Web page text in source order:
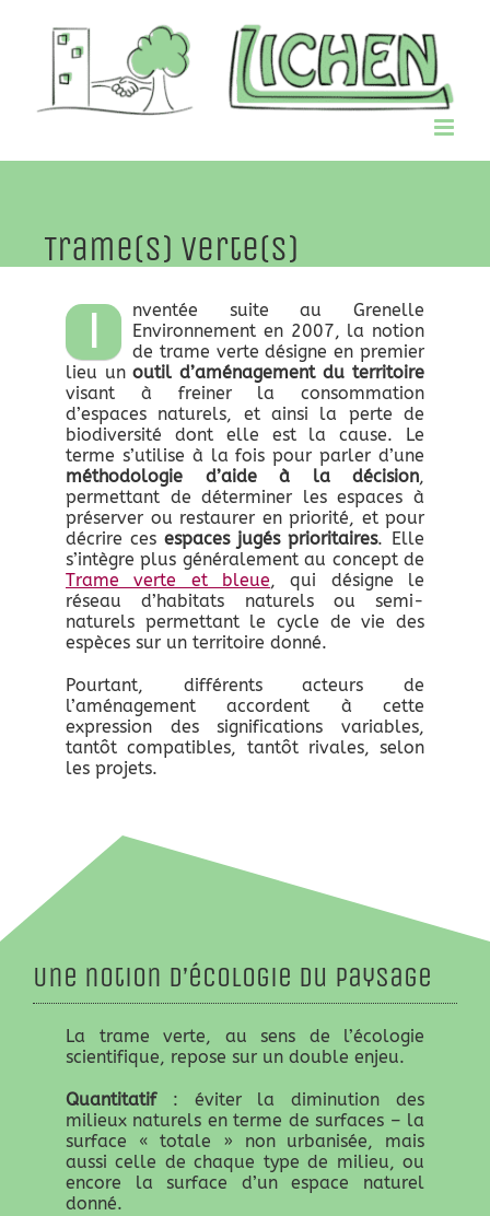
contenu
Trame(s) verte(s)
I
nventée suite au Grenelle
Environnement en 2007, la notion
de trame verte désigne en premier
lieu un outil d’aménagement du territoire
visant à freiner la consommation
d’espaces naturels, et ainsi la perte de
biodiversité dont elle est la cause. Le
terme s’utilise à la fois pour parler d’une
méthodologie d’aide à la décision,
permettant de déterminer les espaces à
préserver ou restaurer en priorité, et pour
décrire ces espaces jugés prioritaires. Elle
s’intègre plus généralement au concept de
Trame verte et bleue, qui désigne le
réseau d’habitats naturels ou semi-
naturels permettant le cycle de vie des
espèces sur un territoire donné.
Pourtant, différents acteurs de
l’aménagement accordent à cette
expression des significations variables,
tantôt compatibles, tantôt rivales, selon
les projets.
Une notion d’écologie du paysage
La trame verte, au sens de l’écologie
scientifique, repose sur un double enjeu.
Quantitatif: éviter la diminution des
milieux naturels en terme de surfaces – la
surface « totale » non urbanisée, mais
aussi celle de chaque type de milieu, ou
encore la surface d’un espace naturel
donné.